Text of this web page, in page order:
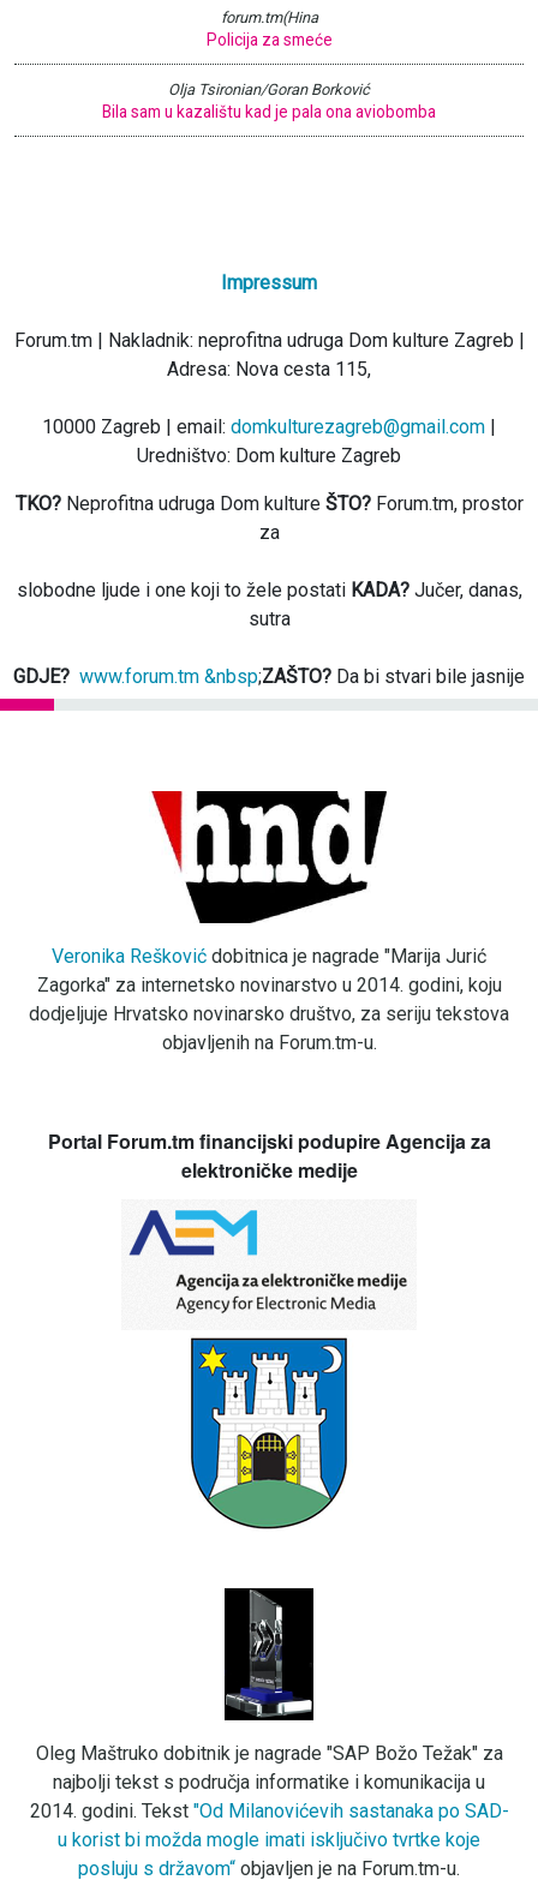
forum.tm(Hina
Policija za smeće
Olja Tsironian/Goran Borković
Bila sam u kazalištu kad je pala ona aviobomba
Impressum
Forum.tm | Nakladnik: neprofitna udruga Dom kulture Zagreb |
Adresa: Nova cesta 115,
10000 Zagreb | email: domkulturezagreb@gmail.com |
Uredništvo: Dom kulture Zagreb
TKO?Neprofitna udruga Dom kulture ŠTO?Forum.tm, prostor
za
slobodne ljude i one koji to žele postati KADA?Jučer, danas,
sutra
GDJE? www.forum.tm &nbsp;ZAŠTO? Da bi stvari bile jasnije
Veronika Rešković dobitnica je nagrade "Marija Jurić
Zagorka" za internetsko novinarstvo u 2014. godini, koju
dodjeljuje Hrvatsko novinarsko društvo, za seriju tekstova
objavljenih na Forum.tm-u.
Portal Forum.tm financijski podupire Agencija za
elektroničke medije
Oleg Maštruko dobitnik je nagrade "SAP Božo Težak" za
najbolji tekst s područja informatike i komunikacija u
2014. godini. Tekst "Od Milanovićevih sastanaka po SAD-
u korist bi možda mogle imati isključivo tvrtke koje
posluju s državom“ objavljen je na Forum.tm-u.